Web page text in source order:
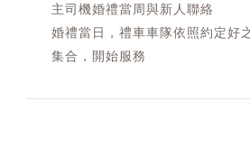
主司機婚禮當周與新人聯絡
婚禮當日，禮車車隊依照約定好
集合，開始服務